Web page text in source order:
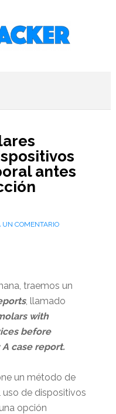
antes
UN COMENTARIO
traemos un
, llamado
with
before
case report.
un método de
de dispositivos
opción